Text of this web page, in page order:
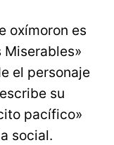
oxímoron es
Miserables»
el personaje
su
pacífico»
social.